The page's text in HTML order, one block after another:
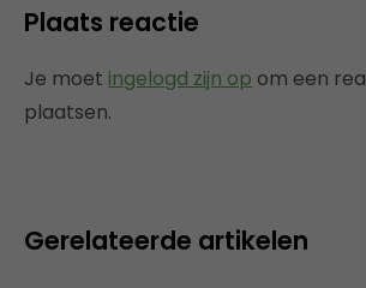
Plaats reactie
Je moet ingelogd zijn op om een
plaatsen.
Gerelateerde artikelen